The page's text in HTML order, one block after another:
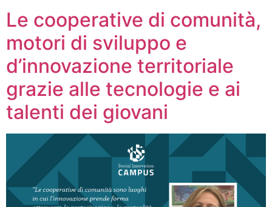
Le cooperative di comunità,
motori di sviluppo e
d’innovazione territoriale
grazie alle tecnologie e ai
talenti dei giovani